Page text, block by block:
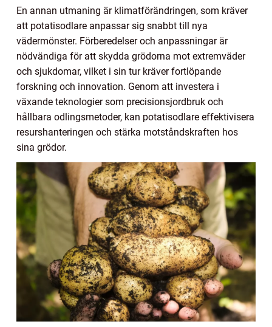
En annan utmaning är klimatförändringen, som kräver
att potatisodlare anpassar sig snabbt till nya
vädermönster. Förberedelser och anpassningar är
nödvändiga för att skydda grödorna mot extremväder
och sjukdomar, vilket i sin tur kräver fortlöpande
forskning och innovation. Genom att investera i
växande teknologier som precisionsjordbruk och
hållbara odlingsmetoder, kan potatisodlare effektivisera
resurshanteringen och stärka motståndskraften hos
sina grödor.